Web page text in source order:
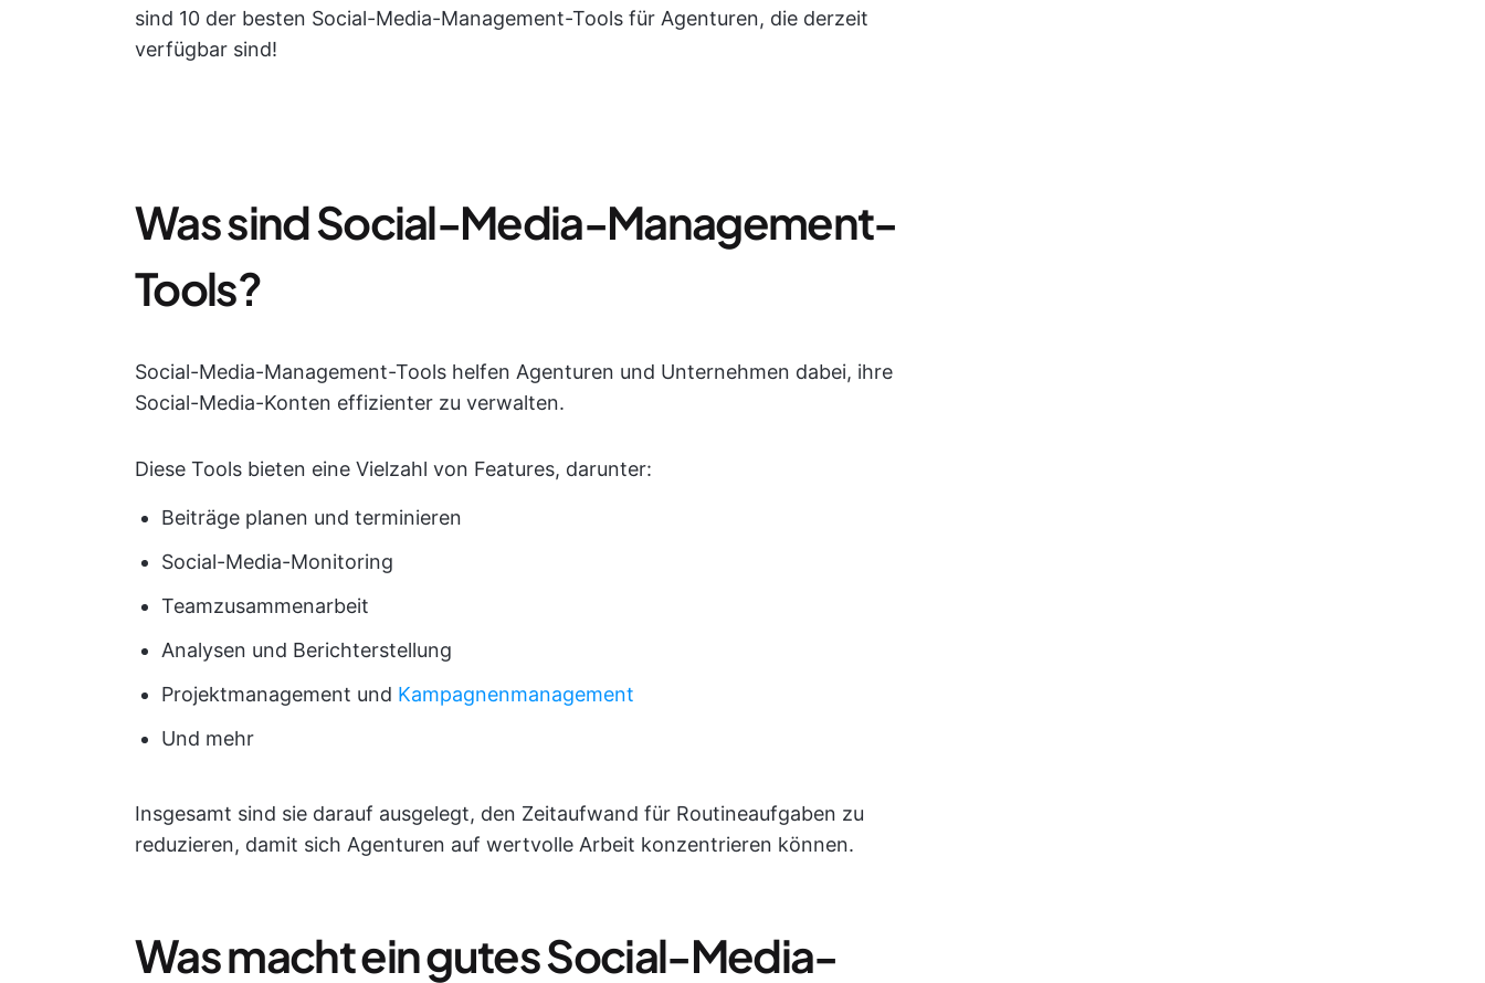
sind 10 der besten Social-Media-Management-Tools für Agenturen, die derzeit
verfügbar sind!
Was sind Social-Media-Management-
Tools?
Social-Media-Management-Tools helfen Agenturen und Unternehmen dabei, ihre
Social-Media-Konten effizienter zu verwalten.
Diese Tools bieten eine Vielzahl von Features, darunter:
Beiträge planen und terminieren
Social-Media-Monitoring
Teamzusammenarbeit
Analysen und Berichterstellung
Projektmanagement und Kampagnenmanagement
Und mehr
Insgesamt sind sie darauf ausgelegt, den Zeitaufwand für Routineaufgaben zu
reduzieren, damit sich Agenturen auf wertvolle Arbeit konzentrieren können.
Was macht ein gutes Social-Media-